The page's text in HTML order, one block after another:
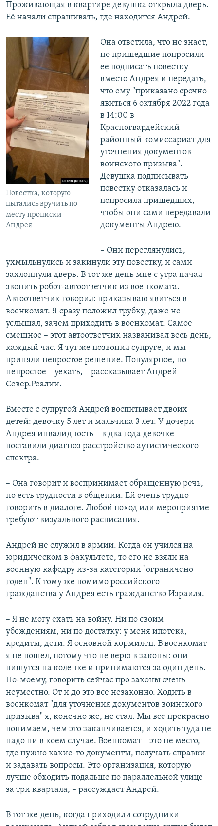
Проживающая в квартире девушка открыла дверь.
Её начали спрашивать, где находится Андрей.
Повестка, которую
пытались вручить по
месту прописки
Андрея
Она ответила, что не знает,
но пришедшие попросили
ее подписать повестку
вместо Андрея и передать,
что ему "приказано срочно
явиться 6 октября 2022 года
в 14:00 в
Красногвардейский
районный комиссариат для
уточнения документов
воинского призыва".
Девушка подписывать
повестку отказалась и
попросила пришедших,
чтобы они сами передавали
документы Андрею.
– Они переглянулись,
ухмыльнулись и закинули эту повестку, и сами
захлопнули дверь. В тот же день мне с утра начал
звонить робот-автоответчик из военкомата.
Автоответчик говорил: приказываю явиться в
военкомат. Я сразу положил трубку, даже не
услышал, зачем приходить в военкомат. Самое
смешное – этот автоответчик названивал весь день,
каждый час. Я тут же позвонил супруге, и мы
приняли непростое решение. Популярное, но
непростое – уехать, – рассказывает Андрей
Север.Реалии.
Вместе с супругой Андрей воспитывает двоих
детей: девочку 5 лет и мальчика 3 лет. У дочери
Андрея инвалидность – в два года девочке
поставили диагноз расстройство аутистического
спектра.
– Она говорит и воспринимает обращенную речь,
но есть трудности в общении. Ей очень трудно
говорить в диалоге. Любой поход или мероприятие
требуют визуального расписания.
Андрей не служил в армии. Когда он учился на
юридическом в факультете, то его не взяли на
военную кафедру из-за категории "ограничено
годен". К тому же помимо российского
гражданства у Андрея есть гражданство Израиля.
– Я не могу ехать на войну. Ни по своим
убеждениям, ни по достатку: у меня ипотека,
кредиты, дети. Я основной кормилец. В военкомат
я не пошел, потому что не верю в законы: они
пишутся на коленке и принимаются за один день.
По-моему, говорить сейчас про законы очень
неуместно. От и до это все незаконно. Ходить в
военкомат "для уточнения документов воинского
призыва" я, конечно же, не стал. Мы все прекрасно
понимаем, чем это заканчивается, и ходить туда не
надо ни в коем случае. Военкомат – это не место,
где нужно какие-то документы, получать справки
и задавать вопросы. Это организация, которую
лучше обходить подальше по параллельной улице
за три квартала, – рассуждает Андрей.
В тот же день, когда приходили сотрудники